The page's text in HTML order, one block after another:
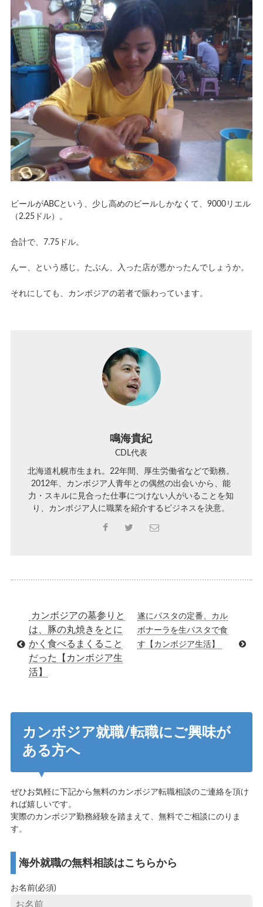
ビールがABCという、少し高めのビールしかなくて、9000リエル
（2.25ドル）。
合計で、7.75ドル。
んー、という感じ。たぶん、入った店が悪かったんでしょうか。
それにしても、カンボジアの若者で賑わっています。
鳴海貴紀
CDL代表
北海道札幌市生まれ。22年間、厚生労働省などで勤務。
2012年、カンボジア人青年との偶然の出会いから、能
力・スキルに見合った仕事につけない人がいることを知
り、カンボジア人に職業を紹介するビジネスを決意。
カンボジアの墓参りと
は、豚の丸焼きをとに
かく食べるまくること
だった【カンボジア生
活】
遂にパスタの定番、カル
ボナーラを生パスタで食
す【カンボジア生活】
カンボジア就職/転職にご興味が
ある方へ
ぜひお気軽に下記から無料のカンボジア転職相談のご連絡を頂け
れば嬉しいです。
実際のカンボジア勤務経験を踏まえて、無料でご相談にのりま
す。
海外就職の無料相談はこちらから
お名前(必須)